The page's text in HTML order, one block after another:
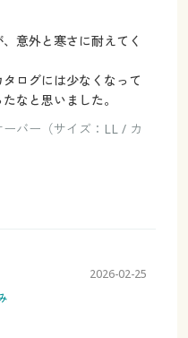
意外と寒さに耐えてく
ログには少なくなって
なと思いました。
バー（サイズ：LL / カ
2026-02-25